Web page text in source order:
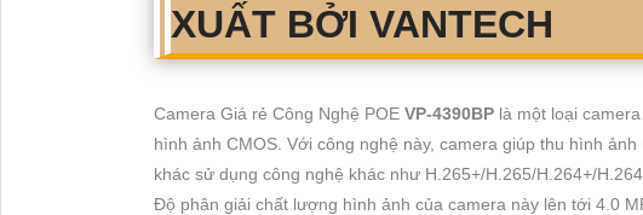
XUẤT BỞI VANTECH
Camera Giá rẻ Công Nghệ POE VP-4390BP là một loại
hình ảnh CMOS. Với công nghệ này, camera giúp thu hình
khác sử dụng công nghệ khác như H.265+/H.265/H.264+/H.264
Độ phân giải chất lượng hình ảnh của camera này lên tới 4.0